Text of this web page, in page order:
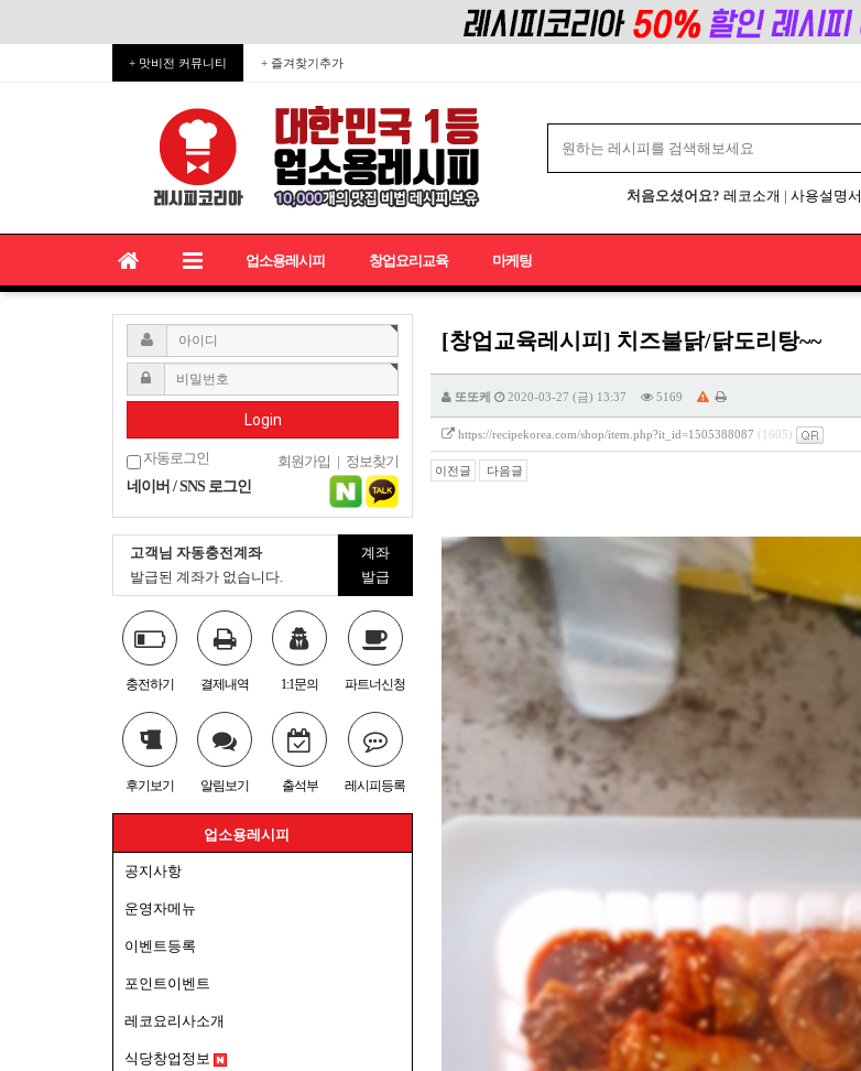
+ 맛비전 커뮤니티 + 즐겨찾기추가
처음오셨어요? 레코소개 | 사용설명서
업소용레시피 창업요리교육 마케팅
Login
자동로그인 회원가입 | 정보찾기
네이버 / SNS 로그인
고객님 자동충전계좌
발급된 계좌가 없습니다.
계좌
발급
충전하기 결제내역 1:1문의 파트너신청
후기보기 알림보기 출석부 레시피등록
업소용레시피
공지사항
운영자메뉴
이벤트등록
포인트이벤트
레코요리사소개
식당창업정보
[창업교육레시피] 치즈불닭/닭도리탕~~
또또케 2020-03-27 (금) 13:37 5169
https://recipekorea.com/shop/item.php?it_id=1505388087 (1605)
이전글 다음글